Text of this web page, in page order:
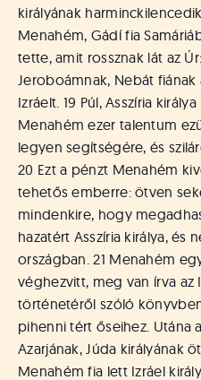
királyának
Menahém, Gádí fia
tette, amit rossznak lát az
Jeroboámnak, Nebát
Izráelt. 19 Púl, Asszíria
Menahém ezer talentum
legyen segítségére, és
20 Ezt a pénzt Menahém
tehetős emberre: ötven
mindenkire, hogy
hazatért Asszíria királya, és
országban. 21 Menahém
véghezvitt, meg van írva az
történetéről szóló
pihenni tért őseihez. Utána
Azarjának, Júda királyának
Menahém fia lett Izráel